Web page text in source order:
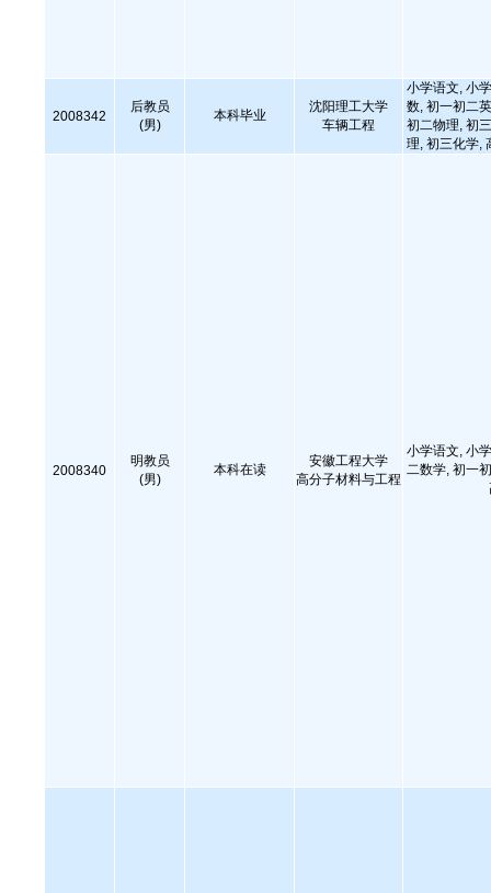
2008342
后教员
(男)
本科毕业
沈阳理工大学
车辆工程
小学语文, 小
数, 初一初二
初二物理, 初
理, 初三化学,
2008340
明教员
(男)
本科在读
安徽工程大学
高分子材料与工程
小学语文, 小
二数学, 初一